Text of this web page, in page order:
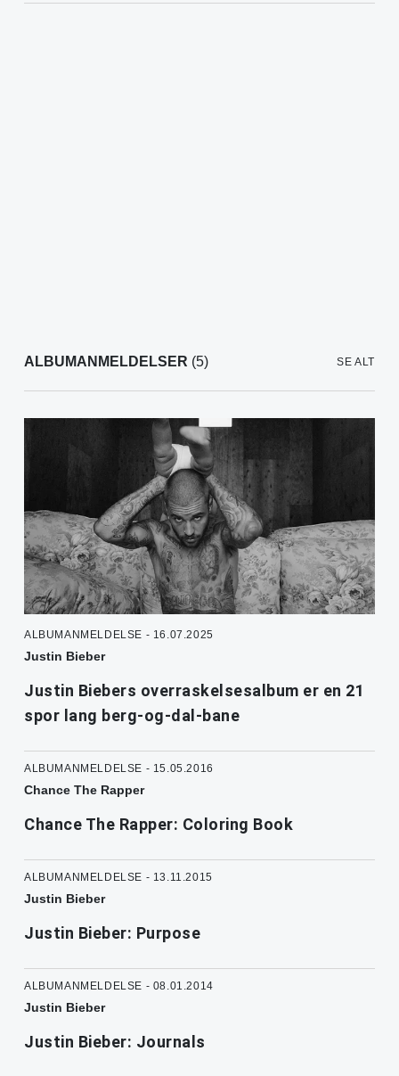
ALBUMANMELDELSER (5) SE ALT
ALBUMANMELDELSE - 16.07.2025
Justin Bieber
Justin Biebers overraskelsesalbum er en 21
spor lang berg-og-dal-bane
ALBUMANMELDELSE - 15.05.2016
Chance The Rapper
Chance The Rapper: Coloring Book
ALBUMANMELDELSE - 13.11.2015
Justin Bieber
Justin Bieber: Purpose
ALBUMANMELDELSE - 08.01.2014
Justin Bieber
Justin Bieber: Journals